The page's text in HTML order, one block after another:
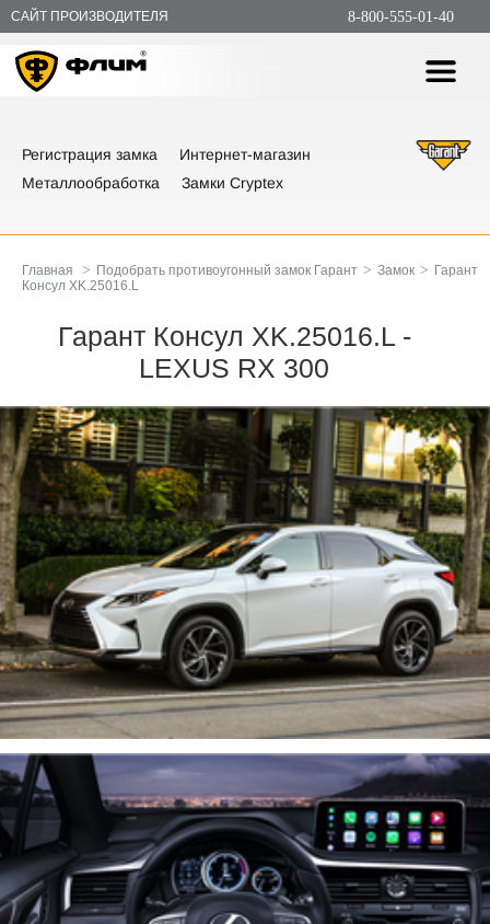
САЙТ ПРОИЗВОДИТЕЛЯ 8-800-555-01-40
Регистрация замка
Интернет-магазин
Металлообработка
Замки Cryptex
Главная > Подобрать противоугонный замок Гарант > Замок > Гарант
Консул XK.25016.L
Гарант Консул XK.25016.L -
LEXUS RX 300